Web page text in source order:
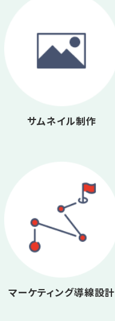
サムネイル制作
マーケティング導線設計